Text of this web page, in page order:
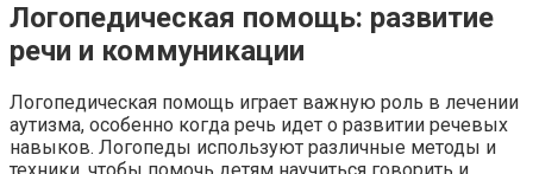
Логопедическая помощь: развитие
речи и коммуникации
Логопедическая помощь играет важную роль в лечении
аутизма, особенно когда речь идет о развитии речевых
навыков. Логопеды используют различные методы и